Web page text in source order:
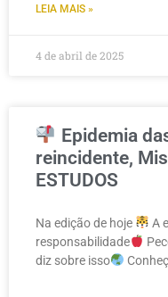
LEIA MAIS »
4 de abril de 2025
Epidemia
reincidente,
ESTUDOS
Na edição de hoje
A
responsabilidade
diz sobre isso